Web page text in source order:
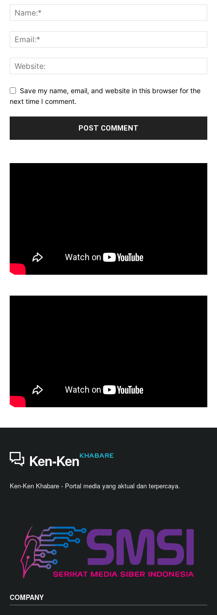
Save my name, email, and website in this browser for the
next time I comment.
Ken-KenKHABARE
Ken-Ken Khabare - Portal media yang aktual dan terpercaya.
COMPANY